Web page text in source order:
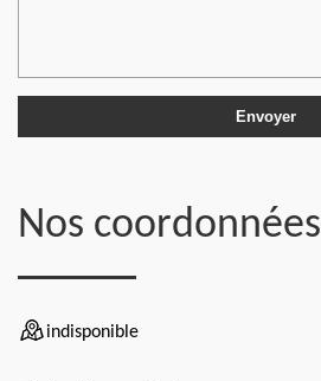
Nos coordonnées
indisponible